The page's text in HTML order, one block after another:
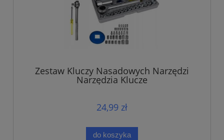
Zestaw Kluczy Nasadowych Narzędzi
Narzędzia Klucze
24,99 zł
do koszyka